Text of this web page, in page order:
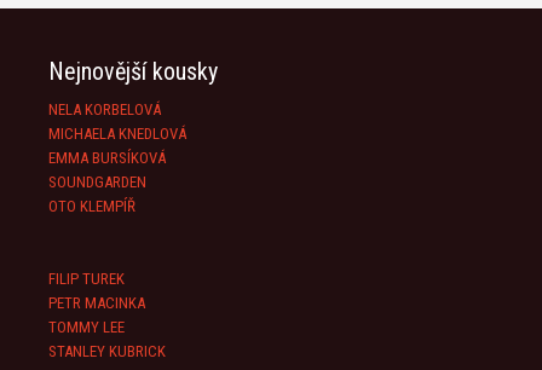
Nejnovější kousky
NELA KORBELOVÁ
MICHAELA KNEDLOVÁ
EMMA BURSÍKOVÁ
SOUNDGARDEN
OTO KLEMPÍŘ
FILIP TUREK
PETR MACINKA
TOMMY LEE
STANLEY KUBRICK